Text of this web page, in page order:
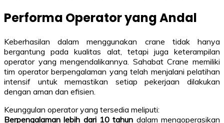
Performa Operator yang Andal
Keberhasilan dalam menggunakan crane tidak hanya
bergantung pada kualitas alat, tetapi juga keterampilan
operator yang mengendalikannya. Sahabat Crane memiliki
tim operator berpengalaman yang telah menjalani pelatihan
intensif untuk memastikan setiap pekerjaan dilakukan
dengan aman dan efisien.
Keunggulan operator yang tersedia meliputi:
Berpengalaman lebih dari 10 tahun dalam mengoperasikan